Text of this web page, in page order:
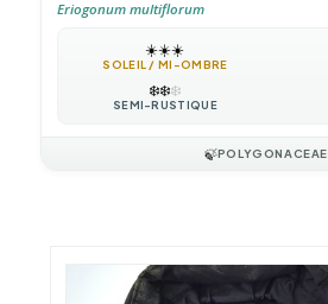
Eriogonum multiflorum
☀️☀️☀️
SOLEIL / MI-OMBRE
❄️❄️❄️
SEMI-RUSTIQUE
🍃POLYGONACEAE